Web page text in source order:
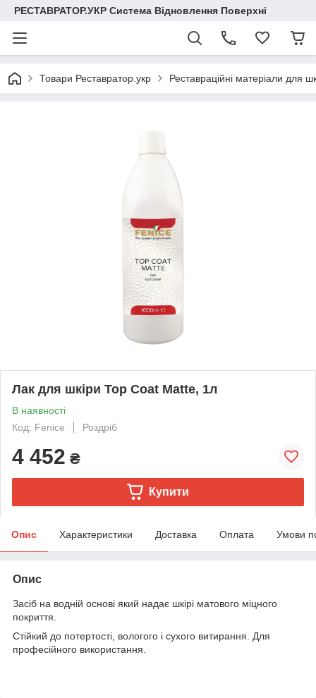
РЕСТАВРАТОР.УКР Система Відновлення Поверхні
Товари Реставратор.укр Реставраційні матеріали для
Лак для шкіри Top Coat Matte, 1л
В наявності
Код: Fenice
Роздріб
4 452 ₴
Купити
Опис Характеристики Доставка Оплата Умови
Опис
Засіб на водній основі який надає шкірі матового міцного
покриття.
Стійкий до потертості, вологого і сухого витирання. Для
професійного використання.